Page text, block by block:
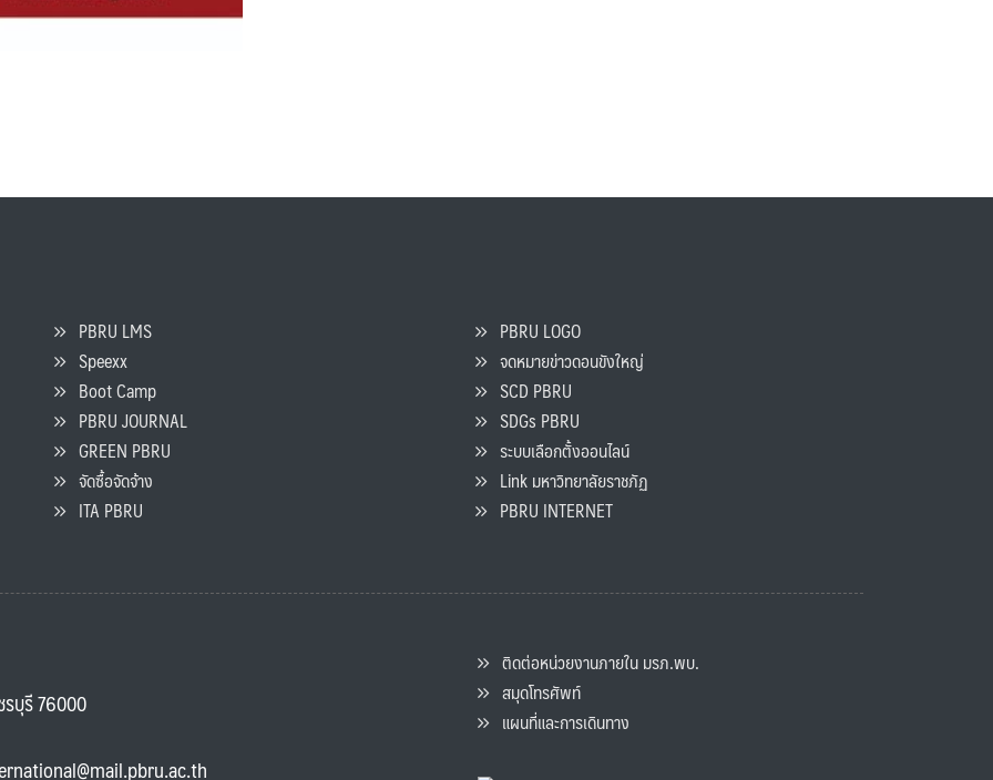
PBRU LMS
Speexx
Boot Camp
PBRU JOURNAL
GREEN PBRU
จัดซื้อจัดจ้าง
ITA PBRU
PBRU LOGO
จดหมายข่าวดอนขังใหญ่
SCD PBRU
SDGs PBRU
ระบบเลือกตั้งออนไลน์
Link มหาวิทยาลัยราชภัฏ
PBRU INTERNET
บุรี 76000
ติดต่อหน่วยงานภายใน มรภ.พบ.
สมุดโทรศัพท์
แผนที่และการเดินทาง